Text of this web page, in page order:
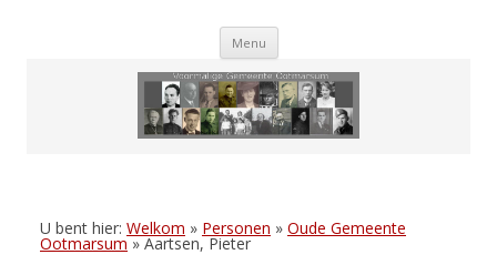
Menu Skip
U bent hier: Welkom » Personen » Oude Gemeente
Ootmarsum » Aartsen, Pieter